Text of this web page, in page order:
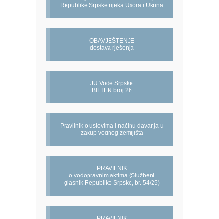
Republike Srpske rijeka Usora i Ukrina
OBAVJEŠTENJE
dostava rješenja
JU Vode Srpske
BILTEN broj 26
Pravilnik o uslovima i načinu davanja u
zakup vodnog zemljišta
PRAVILNIK
o vodopravnim aktima (Službeni
glasnik Republike Srpske, br. 54/25)